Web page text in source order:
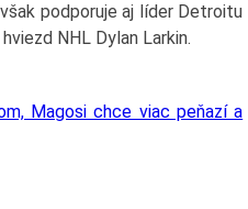
podporuje aj líder Detroitu
NHL Dylan Larkin.
Magosi chce viac peňazí a